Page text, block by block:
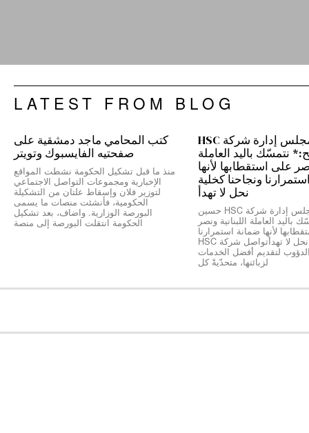
LATEST FROM BLOG
رئيس مجلس إدارة شركة HSC
نتمسّك باليد العاملة
على استقطابها لأنها
ونجاحنا كخلية
نحل لا تهدأ
*رئيس مجلس إدارة شركة HSC حسين
باليد العاملة اللبنانية ونصر
لأنها ضمانة استمرارنا
ونجاحنا كخلية نحل لا تهدأتواصل شركة HSC
لتقديم أفضل الخدمات
لزبائنها، متحدّيةً كل
كتب المحامي ماجد دمشقية على
صفحتيه الفايسبوك وتويتر
منذ ما قبل تشكيل الحكومة نشطت المواقع
الإخبارية ومجموعات التواصل الاجتماعي
لتوزير فلان وإسقاط علتان من التشكيلة
الحكومية، فأنشئت منصات ما يسمى
البورصة الوزارية. واضاف، بعد تشكيل
الحكومة انتقلت البورصة إلى منصة